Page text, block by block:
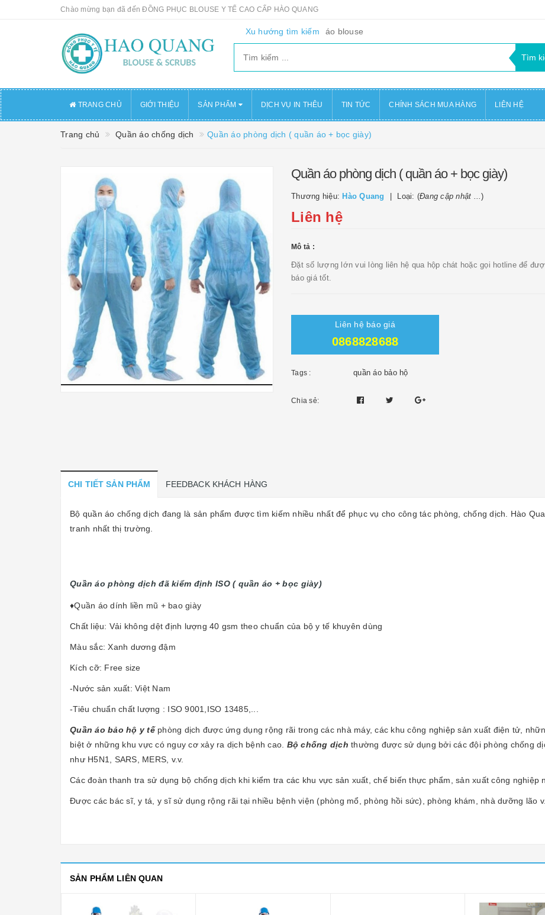
Chào mừng bạn đã đến ĐỒNG PHỤC BLOUSE Y TẾ CAO CẤP HÀO QUANG
Xu hướng tìm kiếm áo blouse
TRANG CHỦ GIỚI THIỆU SẢN PHẨM DỊCH VỤ IN THÊU TIN TỨC CHÍNH SÁCH MUA HÀNG LIÊN HỆ
Trang chủ Quần áo chống dịch Quần áo phòng dịch ( quần áo + bọc giày)
Quần áo phòng dịch ( quần áo + bọc giày)
Thương hiệu: Hào Quang Loại: (Đang cập nhật ...)
Liên hệ
Mô tả :
Đặt số lượng lớn vui lòng liên hệ qua hộp chát hoặc gọi hotline để
báo giá tốt.
Liên hệ báo giá
0868828688
Tags : quần áo bảo hộ
Chia sẻ:
CHI TIẾT SẢN PHẨM FEEDBACK KHÁCH HÀNG
Bộ quần áo chống dịch đang là sản phẩm được tìm kiếm nhiều nhất để phục vụ cho công tác phòng, chống dịch. Hào
tranh nhất thị trường.
Quần áo phòng dịch đã kiểm định ISO ( quần áo + bọc giày)
♦️Quần áo dính liền mũ + bao giày
Chất liệu: Vải không dệt định lượng 40 gsm theo chuẩn của bộ y tế khuyên dùng
Màu sắc: Xanh dương đậm
Kích cỡ: Free size
-Nước sản xuất: Việt Nam
-Tiêu chuẩn chất lượng : ISO 9001,ISO 13485,...
Quần áo bảo hộ y tếphòng dịch được ứng dụng rộng rãi trong các nhà máy, các khu công nghiệp sản xuất điện tử,
biệt ở những khu vực có nguy cơ xảy ra dịch bệnh cao. Bộ chống dịch thường được sử dụng bởi các đội phòng chống
như H5N1, SARS, MERS, v.v.
Các đoàn thanh tra sử dụng bộ chống dịch khi kiểm tra các khu vực sản xuất, chế biến thực phẩm, sản xuất công nghiệp
Được các bác sĩ, y tá, y sĩ sử dụng rộng rãi tại nhiều bệnh viện (phòng mổ, phòng hồi sức), phòng khám, nhà dưỡng lão
SẢN PHẨM LIÊN QUAN